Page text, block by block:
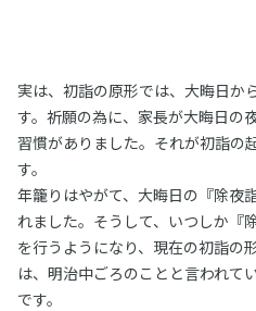
実は、初詣の原形では、大晦日か
す。祈願の為に、家長が大晦日の
習慣がありました。それが初詣の
す。
年籠りはやがて、大晦日の『除夜
れました。そうして、いつしか『
を行うようになり、現在の初詣の
は、明治中ごろのことと言われて
です。